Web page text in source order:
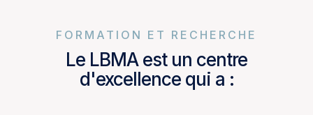
FORMATION ET RECHERCHE
Le LBMA est un centre
d'excellence qui a :